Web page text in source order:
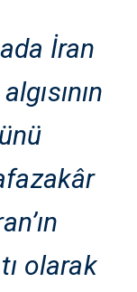
İran
olarak